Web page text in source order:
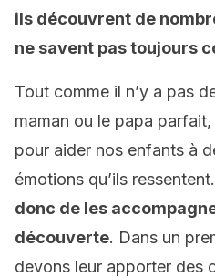
ils découvrent de
ne savent pas toujours
Tout comme il n’y a pas
maman ou le papa
pour aider nos enfants à
émotions qu’ils ressentent.
donc de les
découverte. Dans un
devons leur apporter des